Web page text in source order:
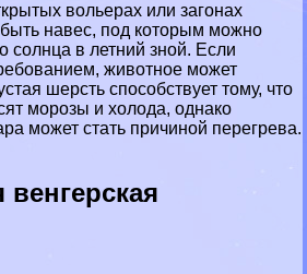
вольерах или загонах
навес, под которым можно
солнца в летний зной. Если
животное может
шерсть способствует тому, что
морозы и холода, однако
может стать причиной перегрева.